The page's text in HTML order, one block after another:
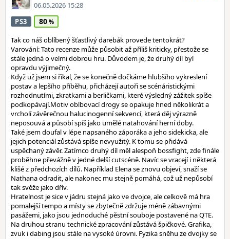
06.05.2026 15:28
PS3 80
Tak co náš oblíbený šťastlivý darebák provede tentokrát?
Varování: Tato recenze může působit až příliš kriticky, přestože se
stále jedná o velmi dobrou hru. Důvodem je, že druhý díl byl
opravdu výjimečný.
Když už jsem si říkal, že se konečně dočkáme hlubšího vykreslení
postav a lepšího příběhu, přicházejí autoři se scénáristickými
rozhodnutími, zkratkami a berličkami, které výsledný zážitek spíše
podkopávají.Motiv oblbovací drogy se opakuje hned několikrát a
vrcholí závěrečnou halucinogenní sekvencí, která děj výrazně
neposouvá a působí spíš jako umělé natahování herní doby.
Také jsem doufal v lépe napsaného záporáka a jeho sidekicka, ale
jejich potenciál zůstává spíše nevyužitý. K tomu se přidává
uspěchaný závěr. Zatímco druhý díl měl alespoň bossfight, zde finále
proběhne převážně v jedné delší cutscéně. Navíc se vracejí i některá
klišé z předchozích dílů. Například Elena se znovu objeví, snaží se
Nathana odradit, ale nakonec mu stejně pomáhá, což už nepůsobí
tak svěže jako dřív.
Hratelnost je sice v jádru stejná jako ve dvojce, ale celkově má hra
pomalejší tempo a místy se zbytečně zdržuje méně zábavnými
pasážemi, jako jsou jednoduché pěstní souboje postavené na QTE.
Na druhou stranu technické zpracování zůstává špičkové. Grafika,
zvuk i dabing jsou stále na vysoké úrovni. Fyzika sněhu ze dvojky se